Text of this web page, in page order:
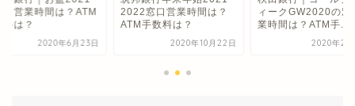
口営業時間は？ATM
料は？
2020年6月23日
2022窓口営業時間は？
ATM手数料は？
2020年10月22日
ィークGW2020の窓
業時間は？ATM手...
2020年2